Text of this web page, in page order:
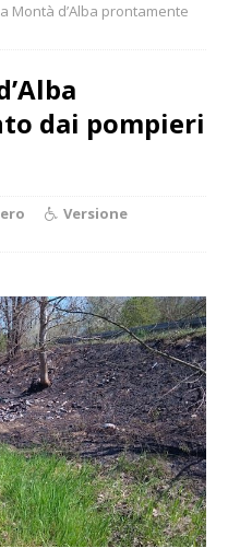
Montà d’Alba prontamente
dai pompieri
Versione